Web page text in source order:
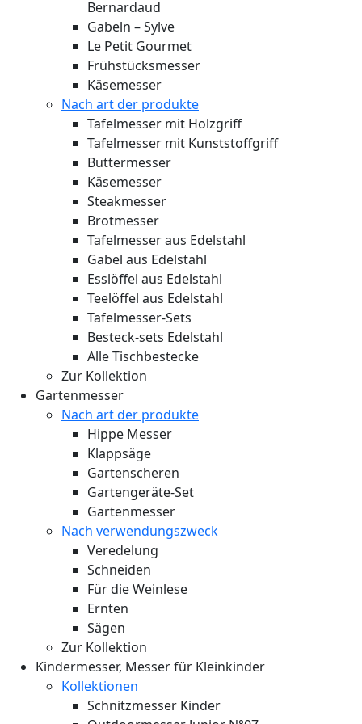
Bernardaud
Gabeln – Sylve
Le Petit Gourmet
Frühstücksmesser
Käsemesser
Nach art der produkte
Tafelmesser mit Holzgriff
Tafelmesser mit Kunststoffgriff
Buttermesser
Käsemesser
Steakmesser
Brotmesser
Tafelmesser aus Edelstahl
Gabel aus Edelstahl
Esslöffel aus Edelstahl
Teelöffel aus Edelstahl
Tafelmesser-Sets
Besteck-sets Edelstahl
Alle Tischbestecke
Zur Kollektion
Gartenmesser
Nach art der produkte
Hippe Messer
Klappsäge
Gartenscheren
Gartengeräte-Set
Gartenmesser
Nach verwendungszweck
Veredelung
Schneiden
Für die Weinlese
Ernten
Sägen
Zur Kollektion
Kindermesser, Messer für Kleinkinder
Kollektionen
Schnitzmesser Kinder